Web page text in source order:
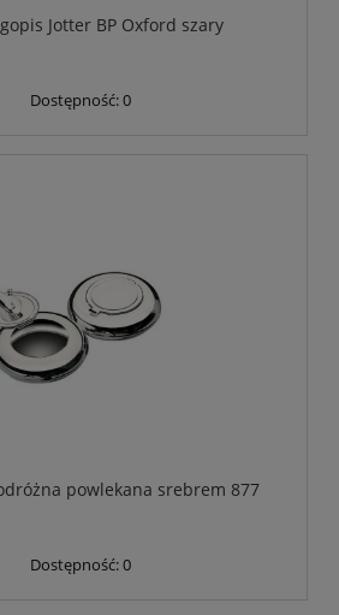
Jotter BP Oxford szary
Dostępność:0
powlekana srebrem 877
Dostępność:0